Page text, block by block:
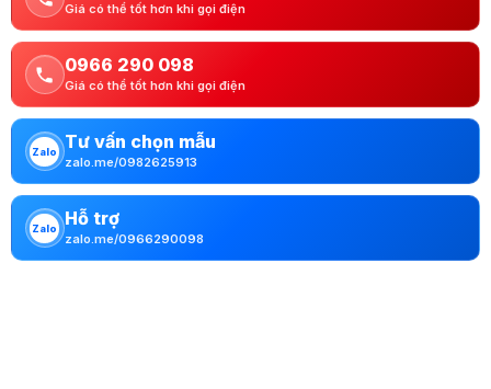
Giá có thể tốt hơn khi gọi điện
0966 290 098
Giá có thể tốt hơn khi gọi điện
Zalo Tư vấn chọn mẫu
zalo.me/0982625913
Zalo Hỗ trợ
zalo.me/0966290098